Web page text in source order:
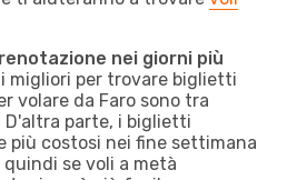
nei giorni più
migliori per trovare biglietti
volare da Faro sono tra
D'altra parte, i biglietti
più costosi nei fine settimana
se voli a metà